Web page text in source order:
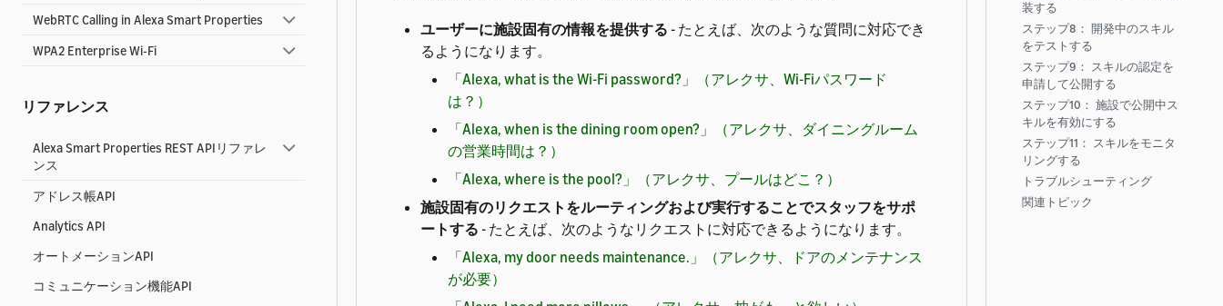
WebRTC Calling in Alexa Smart Properties
WPA2 Enterprise Wi-Fi
リファレンス
Alexa Smart Properties REST APIリファレ
ンス
アドレス帳API
Analytics API
オートメーションAPI
コミュニケーション機能API
ユーザーに施設固有の情報を提供する - たとえば、次のような質問に対応でき
るようになります。
「Alexa, what is the Wi-Fi password?」（アレクサ、Wi-Fiパスワード
は？）
「Alexa, when is the dining room open?」（アレクサ、ダイニングルーム
の営業時間は？）
「Alexa, where is the pool?」（アレクサ、プールはどこ？）
施設固有のリクエストをルーティングおよび実行することでスタッフをサポ
ートする - たとえば、次のようなリクエストに対応できるようになります。
「Alexa, my door needs maintenance.」（アレクサ、ドアのメンテナンス
が必要）
装する
ステップ8： 開発中のスキル
をテストする
ステップ9： スキルの認定を
申請して公開する
ステップ10： 施設で公開中ス
キルを有効にする
ステップ11： スキルをモニタ
リングする
トラブルシューティング
関連トピック